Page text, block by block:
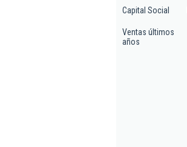
Capital Social
Ventas últimos
años